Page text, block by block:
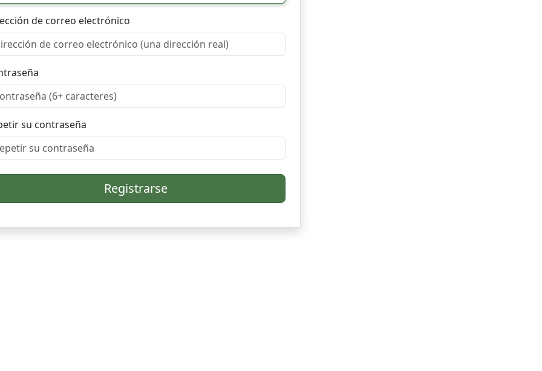
de correo electrónico
su contraseña
Registrarse